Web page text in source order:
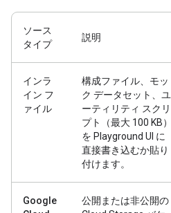
ソース
タイプ
説明
インラ
イン フ
ァイル
構成ファイル、モッ
ク データセット、ユ
ーティリティ スクリ
プト（最大 100 KB）
を Playground UI に
直接書き込むか貼り
付けます。
Google
公開または非公開の